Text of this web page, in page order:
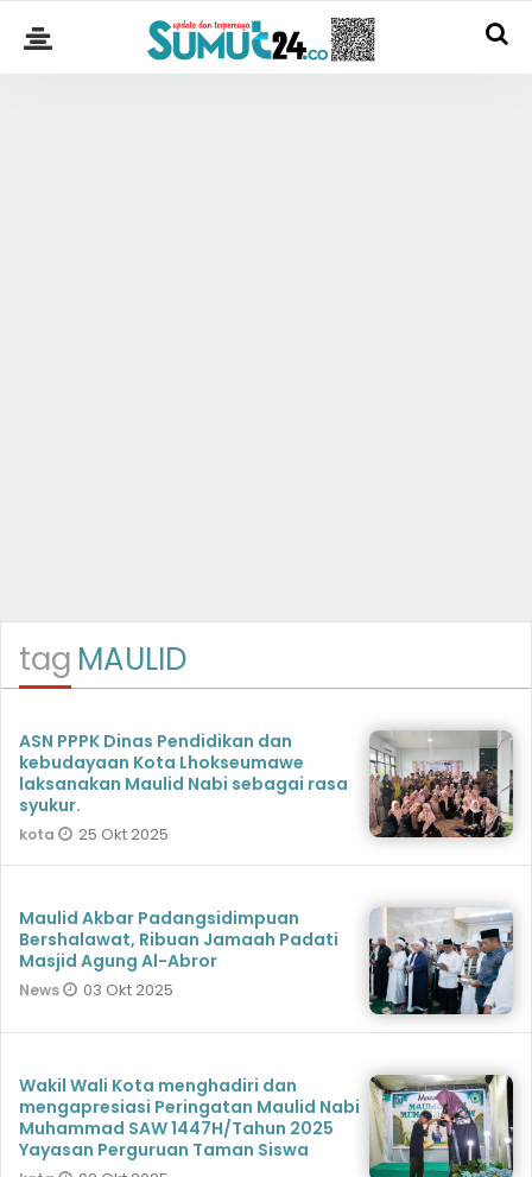
tag MAULID
ASN PPPK Dinas Pendidikan dan
kebudayaan Kota Lhokseumawe
laksanakan Maulid Nabi sebagai rasa
syukur.
kota 25 Okt 2025
Maulid Akbar Padangsidimpuan
Bershalawat, Ribuan Jamaah Padati
Masjid Agung Al-Abror
News 03 Okt 2025
Wakil Wali Kota menghadiri dan
mengapresiasi Peringatan Maulid Nabi
Muhammad SAW 1447H⁠/Tahun 2025
Yayasan Perguruan Taman Siswa